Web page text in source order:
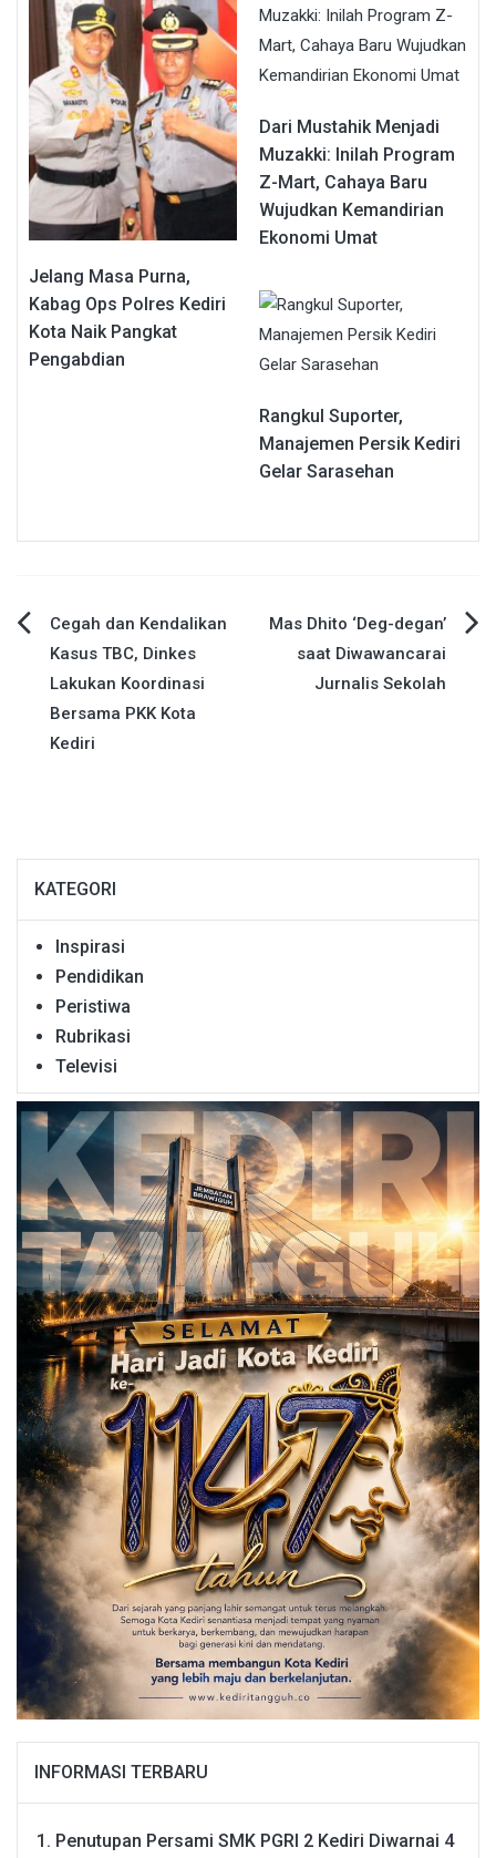
Jelang Masa Purna,
Kabag Ops Polres Kediri
Kota Naik Pangkat
Pengabdian
Dari Mustahik Menjadi
Muzakki: Inilah Program
Z-Mart, Cahaya Baru
Wujudkan Kemandirian
Ekonomi Umat
Rangkul Suporter,
Manajemen Persik Kediri
Gelar Sarasehan
Navigasi
pos
Cegah dan Kendalikan
Kasus TBC, Dinkes
Lakukan Koordinasi
Bersama PKK Kota
Kediri
Mas Dhito ‘Deg-degan’
saat Diwawancarai
Jurnalis Sekolah
KATEGORI
Inspirasi
Pendidikan
Peristiwa
Rubrikasi
Televisi
INFORMASI TERBARU
Penutupan Persami SMK PGRI 2 Kediri Diwarnai 4